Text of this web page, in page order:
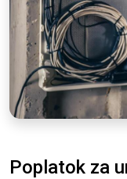
Poplatok za